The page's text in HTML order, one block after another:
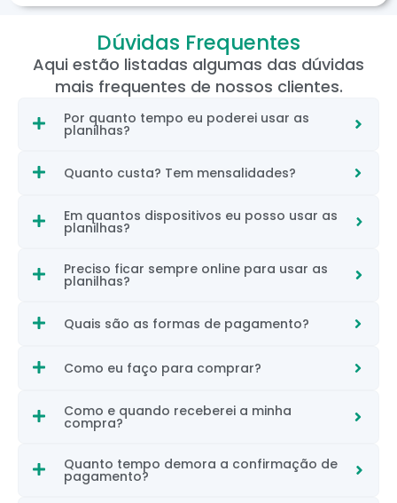
Dúvidas Frequentes
Aqui estão listadas algumas das dúvidas
mais frequentes de nossos clientes.
Por quanto tempo eu poderei usar as
planilhas?
Quanto custa? Tem mensalidades?
Em quantos dispositivos eu posso usar as
planilhas?
Preciso ficar sempre online para usar as
planilhas?
Quais são as formas de pagamento?
Como eu faço para comprar?
Como e quando receberei a minha
compra?
Quanto tempo demora a confirmação de
pagamento?